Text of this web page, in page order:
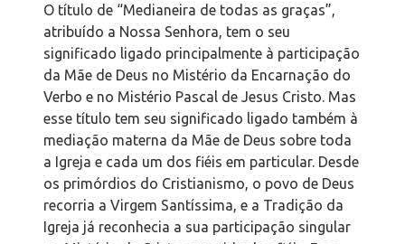
O título de “Medianeira de todas as graças”,
atribuído a Nossa Senhora, tem o seu
significado ligado principalmente à participação
da Mãe de Deus no Mistério da Encarnação do
Verbo e no Mistério Pascal de Jesus Cristo. Mas
esse título tem seu significado ligado também à
mediação materna da Mãe de Deus sobre toda
a Igreja e cada um dos fiéis em particular. Desde
os primórdios do Cristianismo, o povo de Deus
recorria a Virgem Santíssima, e a Tradição da
Igreja já reconhecia a sua participação singular